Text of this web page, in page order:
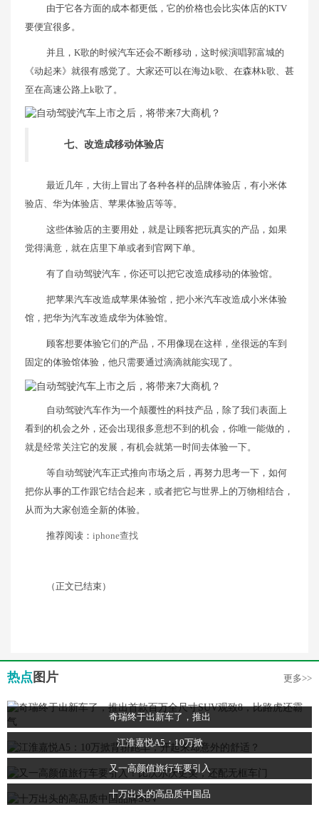
由于它各方面的成本都更低，它的价格也会比实体店的KTV
要便宜很多。
并且，K歌的时候汽车还会不断移动，这时候演唱郭富城的
《动起来》就很有感觉了。大家还可以在海边k歌、在森林k歌、甚
至在高速公路上k歌了。
七、改造成移动体验店
最近几年，大街上冒出了各种各样的品牌体验店，有小米体
验店、华为体验店、苹果体验店等等。
这些体验店的主要用处，就是让顾客把玩真实的产品，如果
觉得满意，就在店里下单或者到官网下单。
有了自动驾驶汽车，你还可以把它改造成移动的体验馆。
把苹果汽车改造成苹果体验馆，把小米汽车改造成小米体验
馆，把华为汽车改造成华为体验馆。
顾客想要体验它们的产品，不用像现在这样，坐很远的车到
固定的体验馆体验，他只需要通过滴滴就能实现了。
自动驾驶汽车作为一个颠覆性的科技产品，除了我们表面上
看到的机会之外，还会出现很多意想不到的机会，你唯一能做的，
就是经常关注它的发展，有机会就第一时间去体验一下。
等自动驾驶汽车正式推向市场之后，再努力思考一下，如何
把你从事的工作跟它结合起来，或者把它与世界上的万物相结合，
从而为大家创造全新的体验。
推荐阅读： iphone查找
（正文已结束）
热点 图片 更多>>
奇瑞终于出新车了，推出
江淮嘉悦A5：10万掀
又一高颜值旅行车要引入
十万出头的高品质中国品